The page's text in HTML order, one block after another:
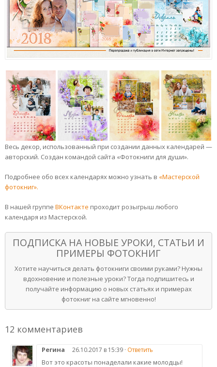
Весь декор, использованный при создании данных календарей —
авторский. Создан командой сайта «Фотокниги для души».
Подробнее обо всех календарях можно узнать в «Мастерской
фотокниг».
В нашей группе ВКонтакте проходит розыгрыш любого
календаря из Мастерской.
ПОДПИСКА НА НОВЫЕ УРОКИ, СТАТЬИ И
ПРИМЕРЫ ФОТОКНИГ
Хотите научиться делать фотокниги своими руками? Нужны
вдохновение и полезные уроки? Тогда подпишитесь и
получайте информацию о новых статьях и примерах
фотокниг на сайте мгновенно!
12 комментариев
Регина 26.10.2017 в 15:39 · Ответить
Вот это красоты понаделали какие молодцы!